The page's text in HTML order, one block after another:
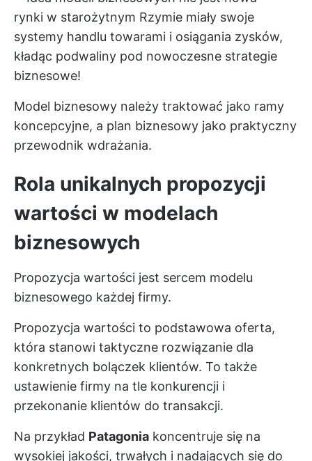
rynki w starożytnym Rzymie miały swoje
systemy handlu towarami i osiągania zysków,
kładąc podwaliny pod nowoczesne strategie
biznesowe!
Model biznesowy należy traktować jako ramy
koncepcyjne, a plan biznesowy jako praktyczny
przewodnik wdrażania.
Rola unikalnych propozycji
wartości w modelach
biznesowych
Propozycja wartości jest sercem modelu
biznesowego każdej firmy.
Propozycja wartości to podstawowa oferta,
która stanowi taktyczne rozwiązanie dla
konkretnych bolączek klientów. To także
ustawienie firmy na tle konkurencji i
przekonanie klientów do transakcji.
Na przykład Patagonia koncentruje się na
wysokiej jakości, trwałych i nadających się do